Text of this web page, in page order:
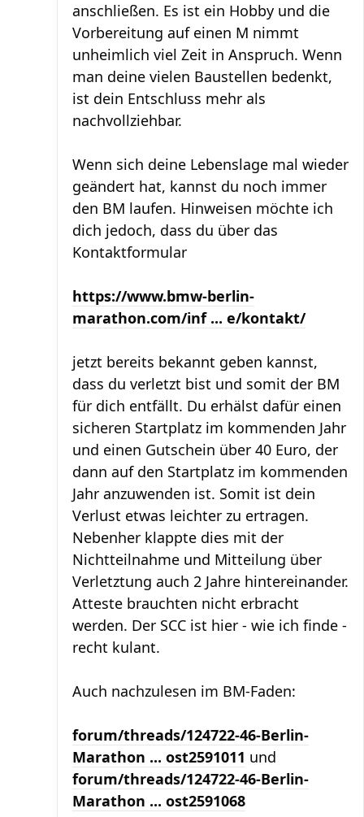
anschließen. Es ist ein Hobby und die
Vorbereitung auf einen M nimmt
unheimlich viel Zeit in Anspruch. Wenn
man deine vielen Baustellen bedenkt,
ist dein Entschluss mehr als
nachvollziehbar.
Wenn sich deine Lebenslage mal wieder
geändert hat, kannst du noch immer
den BM laufen. Hinweisen möchte ich
dich jedoch, dass du über das
Kontaktformular
https://www.bmw-berlin-
marathon.com/inf ... e/kontakt/
jetzt bereits bekannt geben kannst,
dass du verletzt bist und somit der BM
für dich entfällt. Du erhälst dafür einen
sicheren Startplatz im kommenden Jahr
und einen Gutschein über 40 Euro, der
dann auf den Startplatz im kommenden
Jahr anzuwenden ist. Somit ist dein
Verlust etwas leichter zu ertragen.
Nebenher klappte dies mit der
Nichtteilnahme und Mitteilung über
Verletztung auch 2 Jahre hintereinander.
Atteste brauchten nicht erbracht
werden. Der SCC ist hier - wie ich finde -
recht kulant.
Auch nachzulesen im BM-Faden:
forum/threads/124722-46-Berlin-
Marathon ... ost2591011 und
forum/threads/124722-46-Berlin-
Marathon ... ost2591068